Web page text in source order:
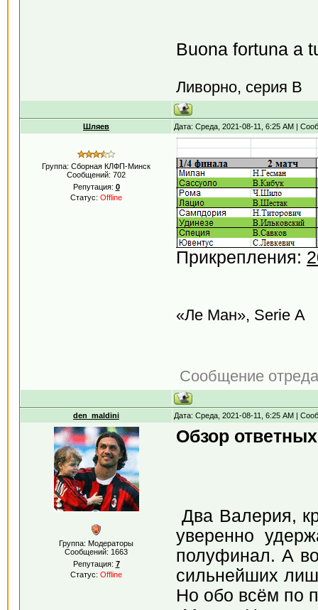
Buona fortuna a
Ливорно, серия В
Шляев Дата: Среда, 2021-08-11, 6:25 AM |
Группа: Сборная КЛФП-Минск
Сообщений: 702
Репутация: 0
Статус: Offline
Прикрепления:
«Ле Ман», Serie А
Сообщение
den_maldini Дата: Среда, 2021-08-11, 6:25 AM |
Группа: Модераторы
Сообщений: 1663
Репутация: 7
Статус: Offline
Обзор
Два Валерия,
уверенно
полуфинал. А
сильнейших
Но обо всём по